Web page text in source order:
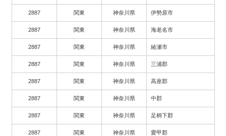
2887 関東 神奈川県 伊勢原市
2887 関東 神奈川県 海老名市
2887 関東 神奈川県 綾瀬市
2887 関東 神奈川県 三浦郡
2887 関東 神奈川県 高座郡
2887 関東 神奈川県 中郡
2887 関東 神奈川県 足柄下郡
2887 関東 神奈川県 愛甲郡